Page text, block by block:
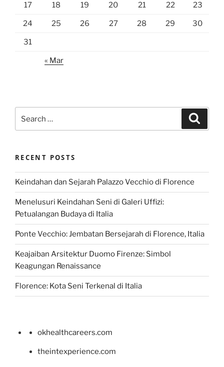
17 18 19 20 21 22 23
24 25 26 27 28 29 30
31
« Mar
for:
RECENT POSTS
Keindahan dan Sejarah Palazzo Vecchio di Florence
Menelusuri Keindahan Seni di Galeri Uffizi:
Petualangan Budaya di Italia
Ponte Vecchio: Jembatan Bersejarah di Florence, Italia
Keajaiban Arsitektur Duomo Firenze: Simbol
Keagungan Renaissance
Florence: Kota Seni Terkenal di Italia
okhealthcareers.com
theintexperience.com